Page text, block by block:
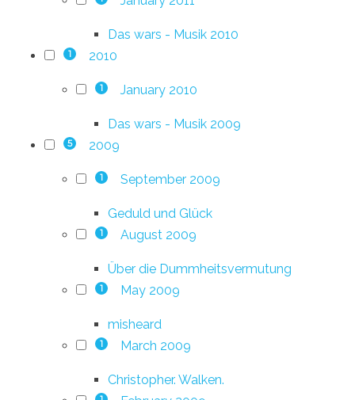
Das wars - Musik 2010
1 2010
1 January 2010
Das wars - Musik 2009
5 2009
1 September 2009
Geduld und Glück
1 August 2009
Über die Dummheitsvermutung
1 May 2009
misheard
1 March 2009
Christopher. Walken.